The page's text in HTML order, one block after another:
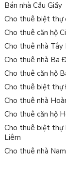
Bán nhà Cầu Giấy
Cho thuê biệt thự
Cho thuê căn hộ
Cho thuê nhà Tây
Cho thuê nhà Ba
Cho thuê căn hộ
Cho thuê biệt thự
Cho thuê nhà
Cho thuê căn hộ
Cho thuê biệt thự
Liêm
Cho thuê nhà